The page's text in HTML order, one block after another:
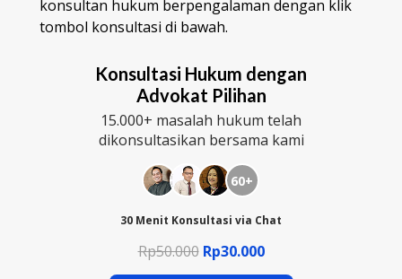
konsultan hukum berpengalaman dengan klik
tombol konsultasi di bawah.
Konsultasi Hukum dengan
Advokat Pilihan
15.000+ masalah hukum telah
dikonsultasikan bersama kami
60+
30 Menit Konsultasi via Chat
Rp50.000 Rp30.000